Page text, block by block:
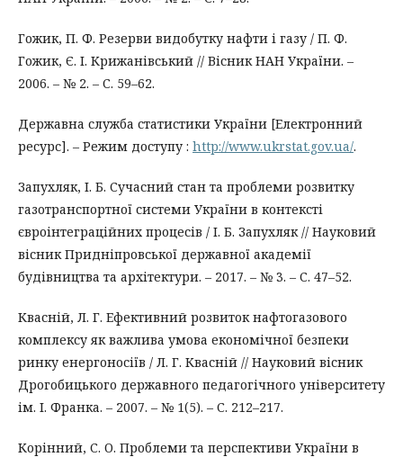
Гожик, П. Ф. Резерви видобутку нафти і газу / П. Ф.
Гожик, Є. І. Крижанівський // Вісник НАН України. –
2006. – № 2. – С. 59–62.
Державна служба статистики України [Електронний
ресурс]. – Режим доступу : http://www.ukrstat.gov.ua/.
Запухляк, І. Б. Сучасний стан та проблеми розвитку
газотранспортної системи України в контексті
євроінтеграційних процесів / І. Б. Запухляк // Науковий
вісник Придніпровської державної академії
будівництва та архітектури. – 2017. – № 3. – С. 47–52.
Квасній, Л. Г. Ефективний розвиток нафтогазового
комплексу як важлива умова економічної безпеки
ринку енергоносіїв / Л. Г. Квасній // Науковий вісник
Дрогобицького державного педагогічного університету
ім. І. Франка. – 2007. – № 1(5). – С. 212–217.
Корінний, С. О. Проблеми та перспективи України в